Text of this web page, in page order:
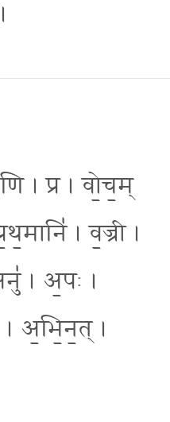
। प्र । वो॒च॒म्
। व॒ज्री ।
। अ॒पः ।
। अ॒भि॒न॒त् ।